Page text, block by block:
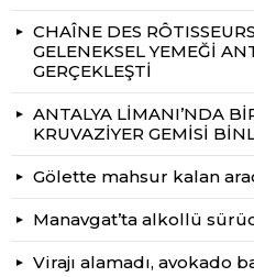
CHAÎNE DES
GELENEKSEL YEMEĞİ
GERÇEKLEŞTİ
ANTALYA LİMANI’NDA
KRUVAZİYER GEMİSİ
Gölette mahsur kalan
Manavgat’ta alkollü
Virajı alamadı, avokado